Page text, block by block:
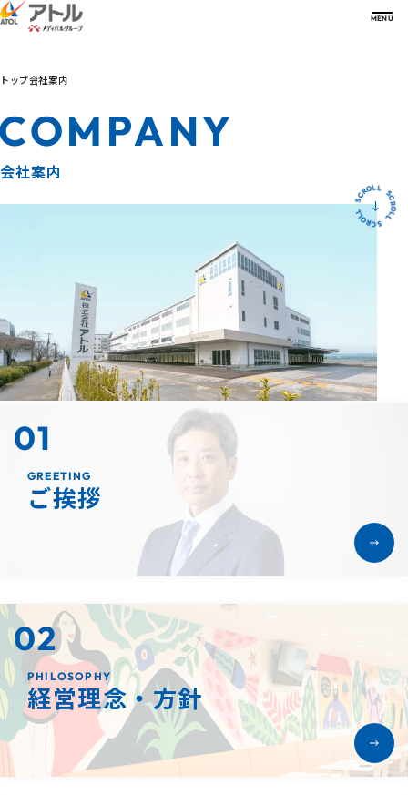
MENU
会社案内一覧
ご挨拶
STRENGTH アトルの強み
医師・薬剤師・医療関係者の方
- 開業支援
製薬企業関係者の方
医療機器・臨床検査試薬
メーカー関係者の方
お知らせ
採用サイト
お問い合わせ
プライバシー・ステートメント
個人情報取扱規則
個人情報に関するお問い合わせ
サイトポリシー
トップ会社案内
会社案内
SCROL L
S
C
R
O
L
L
S
C
R
O
L
L
01
GREETING
ご挨拶
02
PHILOSOPHY
経営理念・方針